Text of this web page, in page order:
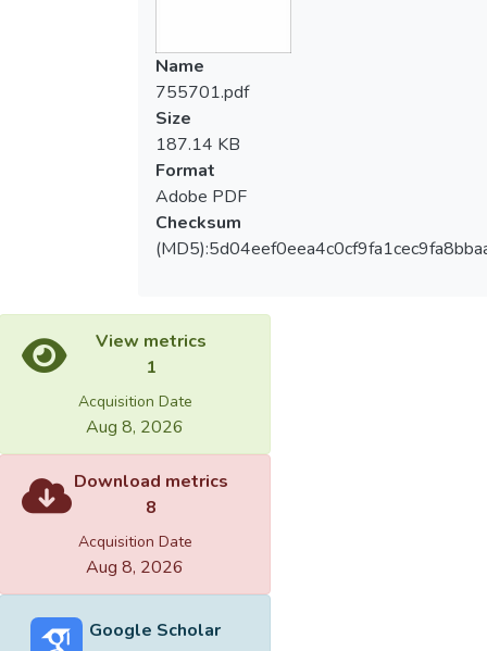
Name
755701.pdf
Size
187.14 KB
Format
Adobe PDF
Checksum
View metrics
1
Acquisition Date
Aug 8, 2026
Download metrics
8
Acquisition Date
Aug 8, 2026
Google Scholar